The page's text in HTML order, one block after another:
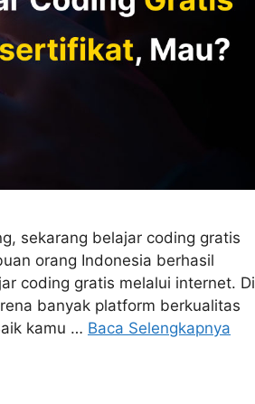
sekarang belajar coding gratis
orang Indonesia berhasil
coding gratis melalui internet. Di
banyak platform berkualitas
kamu … Baca Selengkapnya